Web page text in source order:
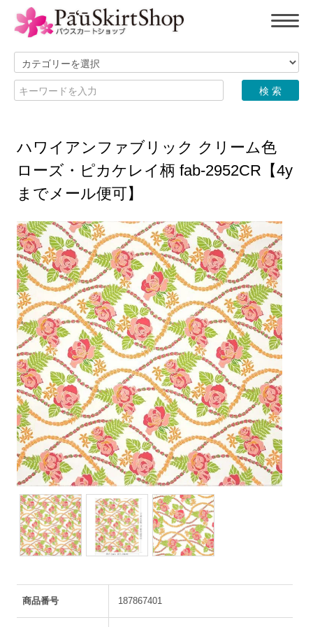
ハワイアンファブリック クリーム色
ローズ・ピカケレイ柄 fab-2952CR【4y
までメール便可】
商品番号 187867401